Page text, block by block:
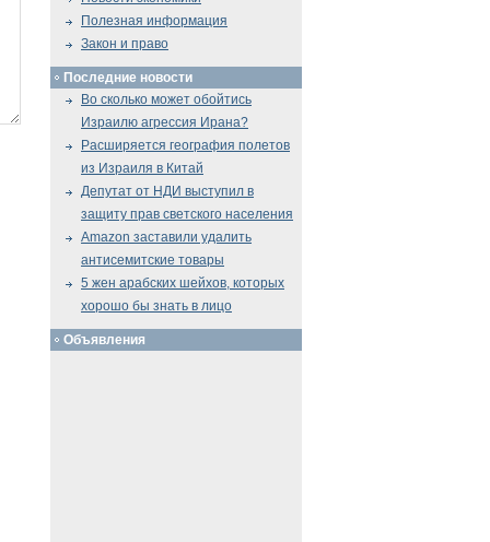
Полезная информация
Закон и право
Последние новости
Во сколько может обойтись
Израилю агрессия Ирана?
Расширяется география полетов
из Израиля в Китай
Депутат от НДИ выступил в
защиту прав светского населения
Amazon заставили удалить
антисемитские товары
5 жен арабских шейхов, которых
хорошо бы знать в лицо
Объявления